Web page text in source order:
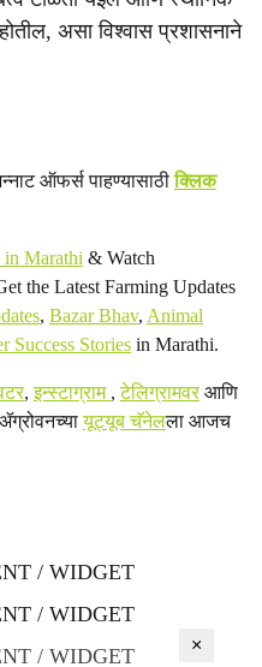
असा विश्वास प्रशासनाने
ऑफर्स पाहण्यासाठीक्लिक
Marathi & Watch
the Latest Farming Updates
, Bazar Bhav, Animal
Success Stories in Marathi.
,इन्स्टाग्राम ,टेलिग्रामवरआणि
यूट्यूब चॅनेलला आजच
/ WIDGET
/ WIDGET
/ WIDGET
×